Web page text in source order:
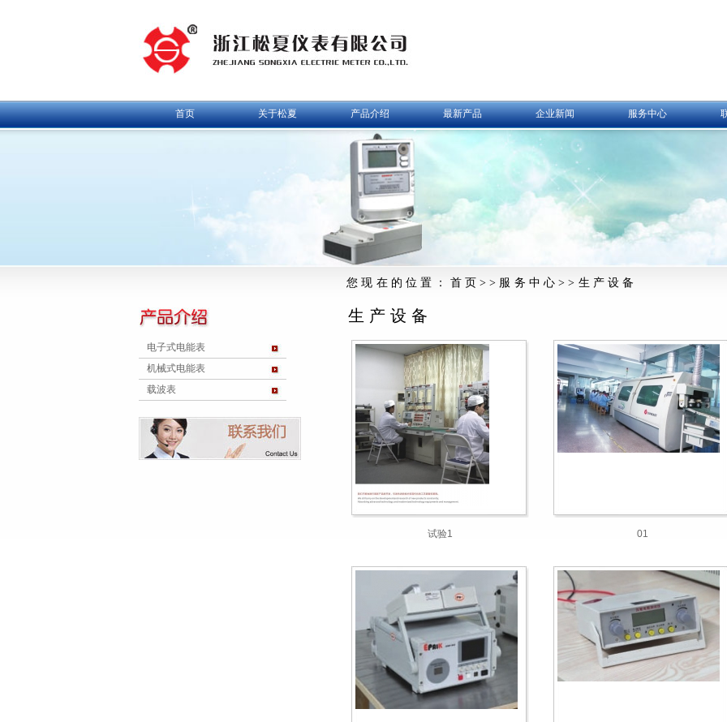
首页 关于松夏 产品介绍 最新产品 企业新闻 服务中心
电子式电能表
机械式电能表
载波表
您现在的位置：首页>>服务中心>>生产设备
生产设备
试验1 01